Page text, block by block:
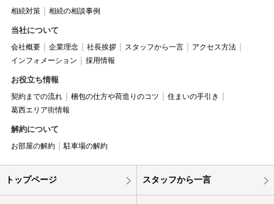
相続対策 相続の相談事例
当社について
会社概要 企業理念 社長挨拶 スタッフから一言
アクセス方法
インフォメーション
採用情報
お役立ち情報
契約までの流れ 梱包の仕方や荷造りのコツ
住まいの手引き
葛西エリア街情報
解約について
お部屋の解約 駐車場の解約
トップページ スタッフから一言